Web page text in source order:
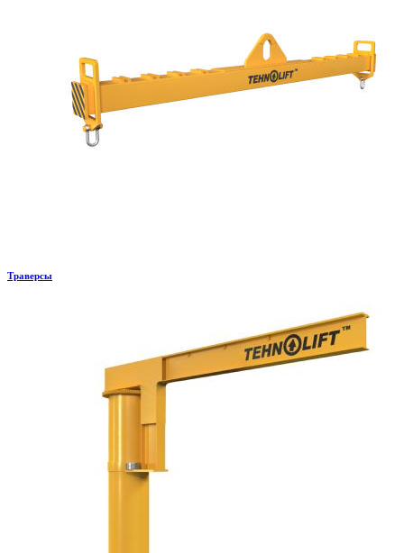
Траверсы